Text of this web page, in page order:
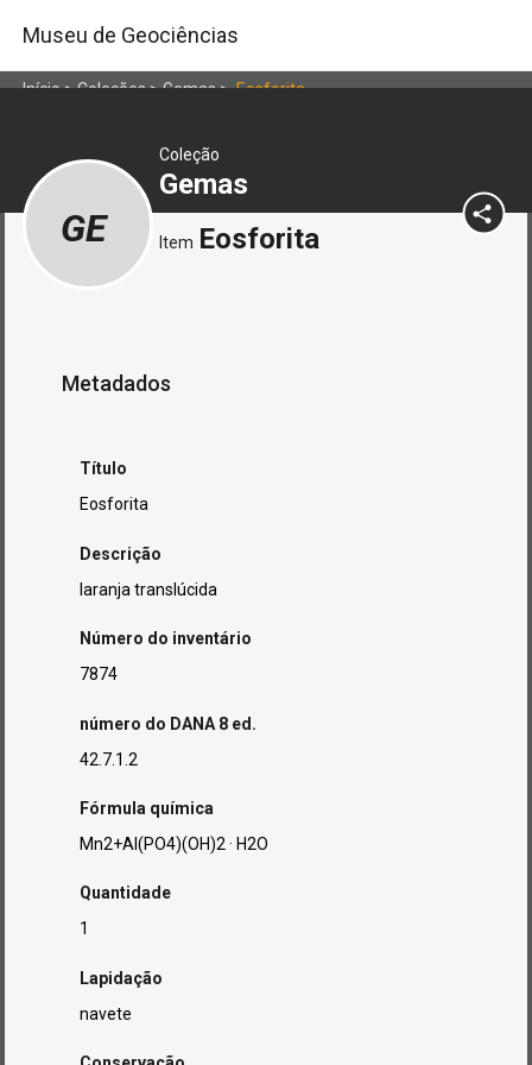
Museu de Geociências
Início>Coleções>Gemas>Eosforita
Coleção
Gemas
GE Item Eosforita
Metadados
Título
Eosforita
Descrição
laranja translúcida
Número do inventário
7874
número do DANA 8 ed.
42.7.1.2
Fórmula química
Mn2+Al(PO4)(OH)2 · H2O
Quantidade
1
Lapidação
navete